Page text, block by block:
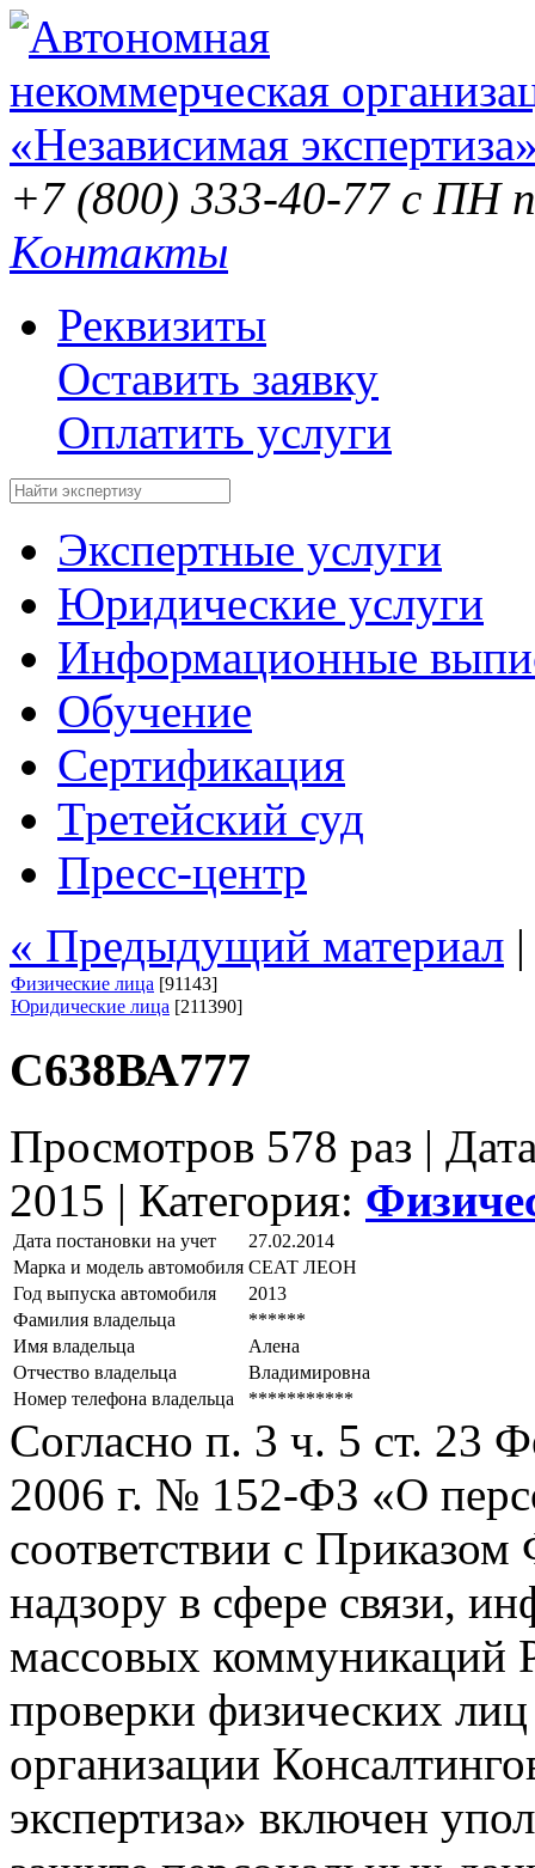
+7 (800) 333-40-77 с ПН
Контакты
Реквизиты
Оставить заявку
Оплатить услуги
Экспертные услуги
Юридические услуги
Информационные
Обучение
Сертификация
Третейский суд
Пресс-центр
« Предыдущий материал
Физические лица [91143]
Юридические лица [211390]
С638ВА777
Просмотров 578 раз |
2015 | Категория:
Дата постановки на учет
27.02.2014
Марка и модель автомобиля СЕАТ ЛЕОН
Год выпуска автомобиля
2013
Фамилия владельца
******
Имя владельца
Алена
Отчество владельца
Владимировна
Номер телефона владельца
***********
Согласно п. 3 ч. 5 ст. 23
2006 г. № 152-ФЗ «О
соответствии с
надзору в сфере связи,
массовых коммуникаций
проверки физических
организации
экспертиза» включен